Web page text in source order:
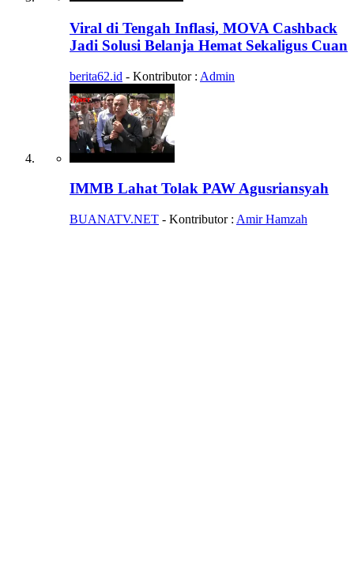
Viral di Tengah Inflasi, MOVA Cashback
Jadi Solusi Belanja Hemat Sekaligus Cuan
berita62.id - Kontributor : Admin
IMMB Lahat Tolak PAW Agusriansyah
BUANATV.NET - Kontributor : Amir Hamzah